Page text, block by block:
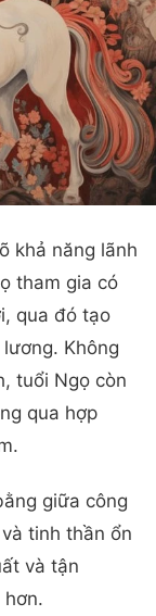
khả năng lãnh
tham gia có
qua đó tạo
Không
tuổi Ngọ còn
qua hợp
giữa công
tinh thần ổn
và tận